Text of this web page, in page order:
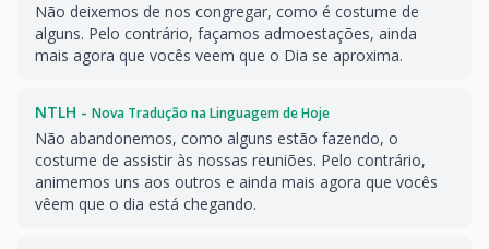
Não deixemos de nos congregar, como é costume de
alguns. Pelo contrário, façamos admoestações, ainda
mais agora que vocês veem que o Dia se aproxima.
NTLH - Nova Tradução na Linguagem de Hoje
Não abandonemos, como alguns estão fazendo, o
costume de assistir às nossas reuniões. Pelo contrário,
animemos uns aos outros e ainda mais agora que vocês
vêem que o dia está chegando.